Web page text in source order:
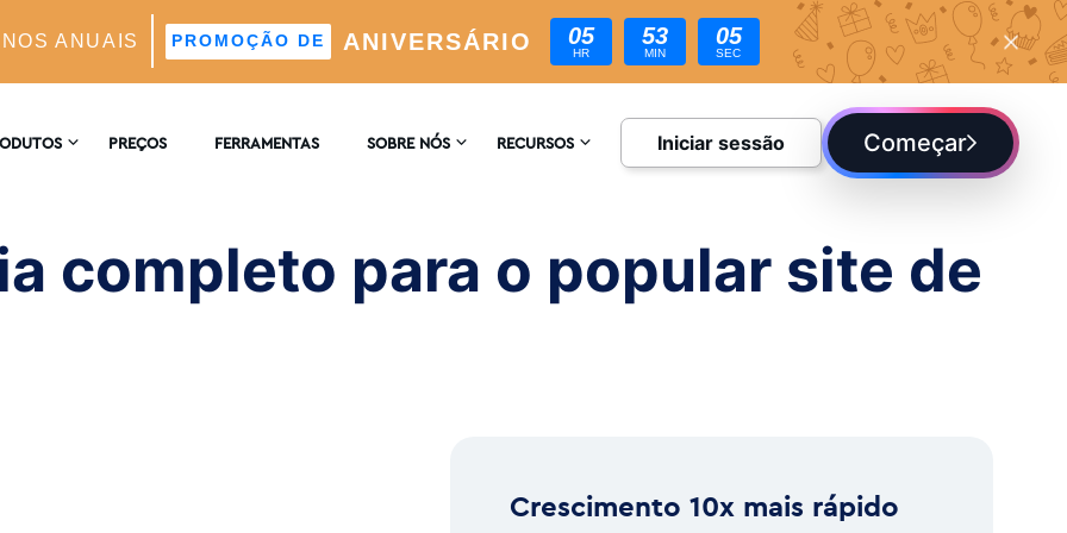
ANUAIS ANIVERSÁRIO
PROMOÇÃO DE 05
HR
53
MIN
03
SEC
Suportado Por IA
Análises
PREÇOS FERRAMENTAS SOBRE NÓS
COMENTÁRIOS
RECURSOS
BLOGUE
Iniciar sessão Começar
completo para o popular site de
Crescimento 10x mais rápido